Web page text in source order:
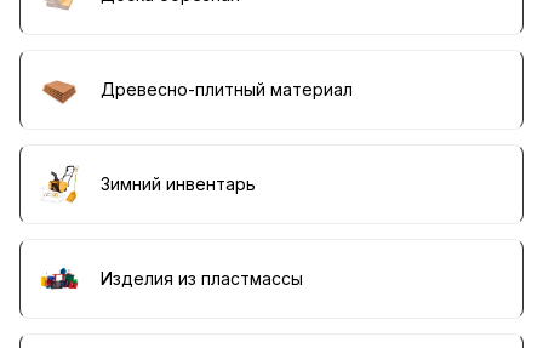
Древесно-плитный материал
Зимний инвентарь
Изделия из пластмассы